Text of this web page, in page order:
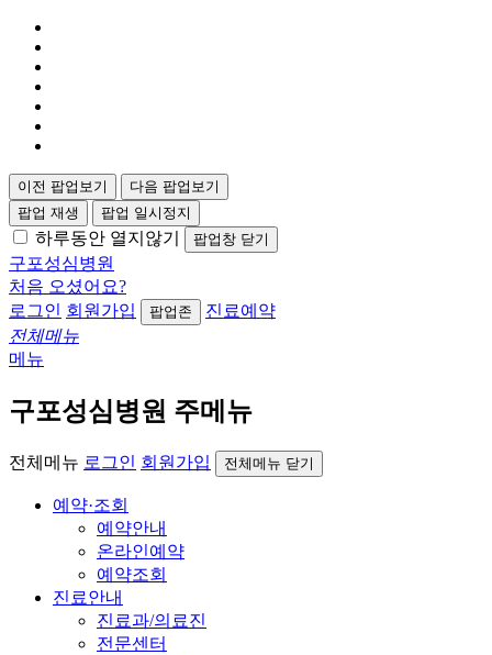
이전 팝업보기
다음 팝업보기
팝업 재생
팝업 일시정지
하루동안 열지않기 팝업창 닫기
구포성심병원
처음 오셨어요?
로그인 회원가입 팝업존
진료예약
전체메뉴
메뉴
구포성심병원 주메뉴
전체메뉴 로그인 회원가입 전체메뉴 닫기
예약·조회
예약안내
온라인예약
예약조회
진료안내
진료과/의료진
전문센터